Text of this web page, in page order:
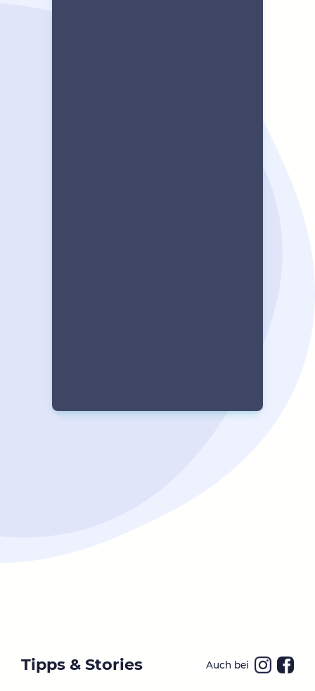
Tipps & Stories Auch bei